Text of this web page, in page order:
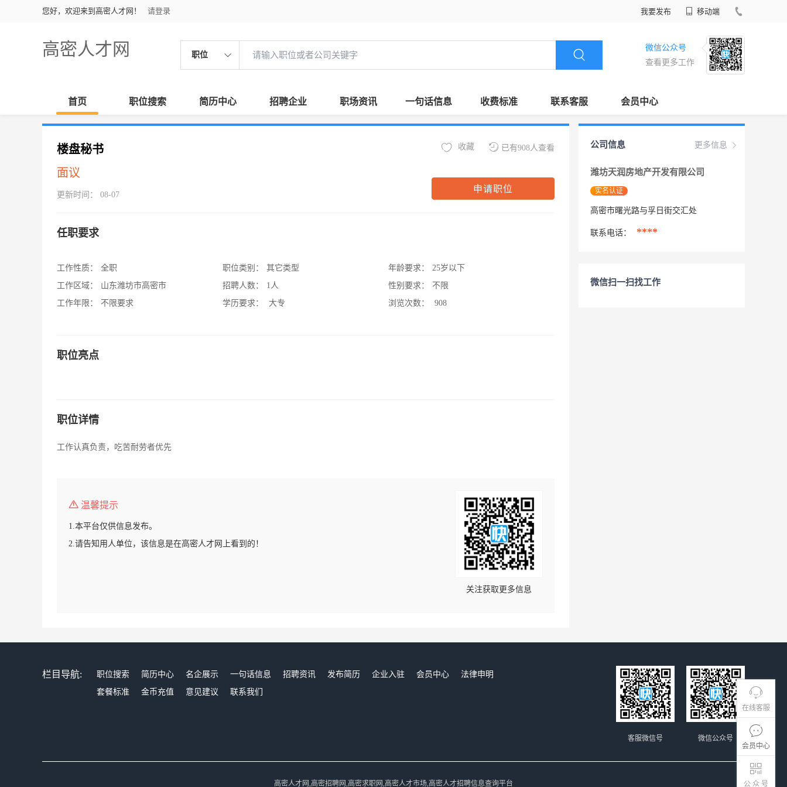
您好，欢迎来到高密人才网！ 请登录 我要发布 移动端
高密人才网 职位
微信公众号
查看更多工作
首页 职位搜索 简历中心 招聘企业 职场资讯 一句话信息 收费标准 联系客服 会员中心
在线客服
会员中心
公 众 号
楼盘秘书
面议
更新时间： 08-07
已有908人查看
收藏
申请职位
任职要求
工作性质：
全职
工作区域：
山东潍坊市高密市
工作年限：
不限要求
职位类别：
其它类型
招聘人数：
1人
学历要求：
大专
年龄要求：
25岁以下
性别要求：
不限
浏览次数：
908
职位亮点
职位详情
工作认真负责，吃苦耐劳者优先
温馨提示
1.本平台仅供信息发布。
2.请告知用人单位，该信息是在高密人才网上看到的！
关注获取更多信息
更多信息
公司信息
潍坊天润房地产开发有限公司
实名认证
高密市曙光路与孚日街交汇处
联系电话： ****
微信扫一扫找工作
栏目导航: 职位搜索 简历中心 名企展示 一句话信息 招聘资讯 发布简历 企业入驻 会员中心
法律申明
套餐标准
金币充值 意见建议 联系我们
微信公众号
客服微信号
高密人才网,高密招聘网,高密求职网,高密人才市场,高密人才招聘信息查询平台